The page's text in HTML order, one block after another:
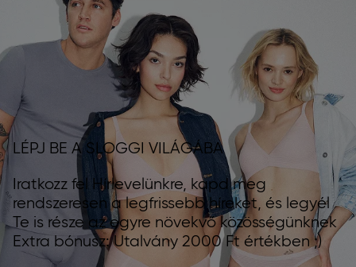
LÉPJ BE A SLOGGI VILÁGÁBA
Iratkozz fel Hírlevelünkre, kapd meg
rendszeresen a legfrissebb híreket, és legyél
Te is része az egyre növekvő közösségünknek
Extra bónusz: Utalvány 2000 Ft értékben ;)